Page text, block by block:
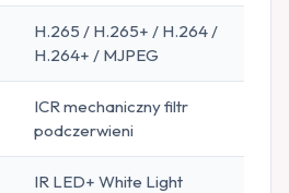
H.265 / H.265+ / H.264 /
H.264+ / MJPEG
ICR mechaniczny filtr
podczerwieni
IR LED+ White Light